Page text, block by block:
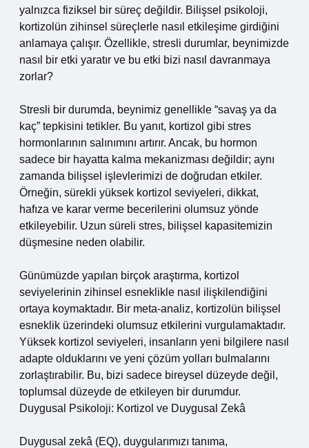
yalnızca fiziksel bir süreç değildir. Bilişsel psikoloji,
kortizolün zihinsel süreçlerle nasıl etkileşime girdiğini
anlamaya çalışır. Özellikle, stresli durumlar, beynimizde
nasıl bir etki yaratır ve bu etki bizi nasıl davranmaya
zorlar?
Stresli bir durumda, beynimiz genellikle “savaş ya da
kaç” tepkisini tetikler. Bu yanıt, kortizol gibi stres
hormonlarının salınımını artırır. Ancak, bu hormon
sadece bir hayatta kalma mekanizması değildir; aynı
zamanda bilişsel işlevlerimizi de doğrudan etkiler.
Örneğin, sürekli yüksek kortizol seviyeleri, dikkat,
hafıza ve karar verme becerilerini olumsuz yönde
etkileyebilir. Uzun süreli stres, bilişsel kapasitemizin
düşmesine neden olabilir.
Günümüzde yapılan birçok araştırma, kortizol
seviyelerinin zihinsel esneklikle nasıl ilişkilendiğini
ortaya koymaktadır. Bir meta-analiz, kortizolün bilişsel
esneklik üzerindeki olumsuz etkilerini vurgulamaktadır.
Yüksek kortizol seviyeleri, insanların yeni bilgilere nasıl
adapte olduklarını ve yeni çözüm yolları bulmalarını
zorlaştırabilir. Bu, bizi sadece bireysel düzeyde değil,
toplumsal düzeyde de etkileyen bir durumdur.
Duygusal Psikoloji: Kortizol ve Duygusal Zekâ
Duygusal zekâ (EQ), duygularımızı tanıma,